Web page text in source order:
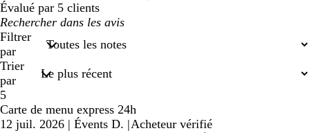
Évalué par 5 clients
Mes
recherches
saisies
Filtrer
par
Trier
par
5
Carte de menu express 24h
12 juil. 2026 | Évents D. |Acheteur vérifié